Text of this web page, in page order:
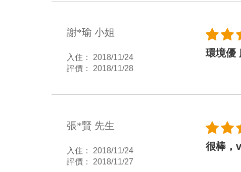
謝*瑜 小姐
入住： 2018/11/24
評價： 2018/11/28
環境優
張*賢 先生
入住： 2018/11/24
評價： 2018/11/27
很棒，